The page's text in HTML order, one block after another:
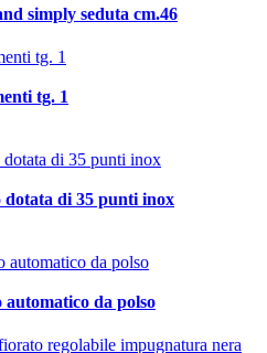
simply seduta cm.46
tg. 1
dotata di 35 punti inox
da polso